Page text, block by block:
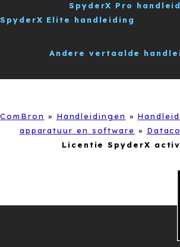
SpyderX Pro
SpyderX Elite handleiding
Andere vertaalde
ComBron » Handleidingen »
apparatuur en software »
Licentie SpyderX